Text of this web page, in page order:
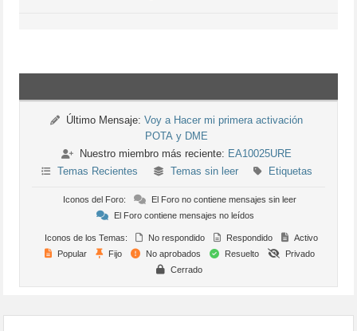
Último Mensaje: Voy a Hacer mi primera activación
POTA y DME
Nuestro miembro más reciente: EA10025URE
Temas Recientes
Temas sin leer Etiquetas
Iconos del Foro:
El Foro no contiene mensajes sin leer
El Foro contiene mensajes no leídos
Iconos de los Temas: No respondido Respondido
Activo
Popular
Fijo No aprobados Resuelto
Privado
Cerrado